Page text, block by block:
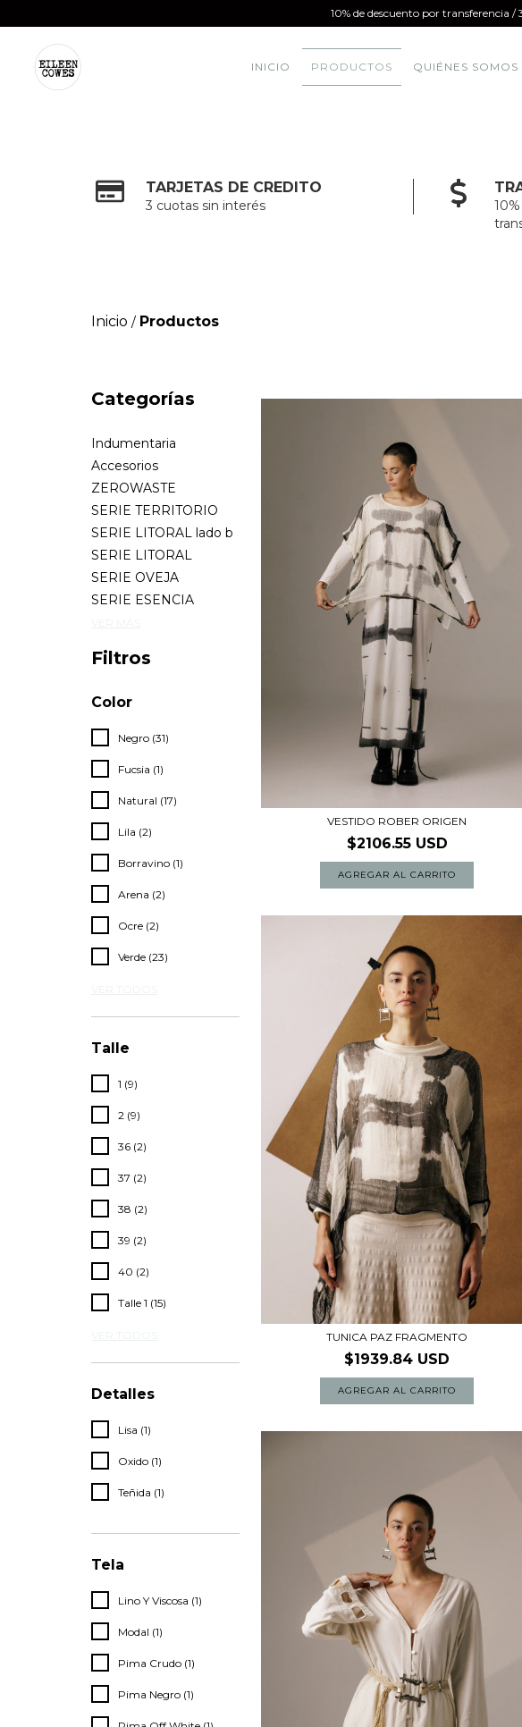
10% de descuento por transferencia
INICIO PRODUCTOS QUIÉNES SOMOS
TARJETAS DE CREDITO
3 cuotas sin interés
Inicio / Productos
Categorías
Indumentaria
Accesorios
ZEROWASTE
SERIE TERRITORIO
SERIE LITORAL lado b
SERIE LITORAL
SERIE OVEJA
SERIE ESENCIA
Filtros
Color
Negro (31)
Fucsia (1)
Natural (17)
Lila (2)
Borravino (1)
Arena (2)
Ocre (2)
Verde (23)
Talle
1 (9)
2 (9)
36 (2)
37 (2)
38 (2)
39 (2)
40 (2)
Talle 1 (15)
Detalles
Lisa (1)
Oxido (1)
Teñida (1)
Tela
Lino Y Viscosa (1)
Modal (1)
Pima Crudo (1)
Pima Negro (1)
VESTIDO ROBER ORIGEN
$2106.55 USD
AGREGAR AL CARRITO
TUNICA PAZ FRAGMENTO
$1939.84 USD